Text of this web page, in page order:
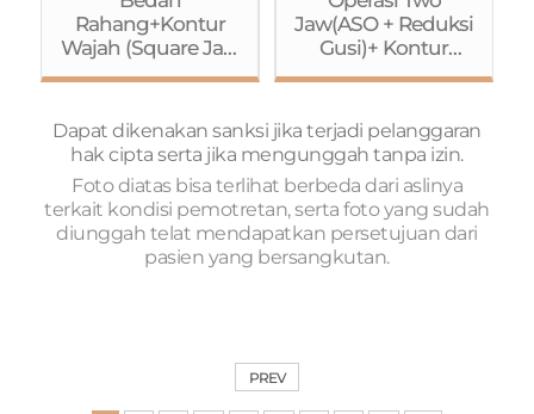
Ptosis dengan
Metode
Jahitan)+Rhinoplas
ty (Osteotomy)
Rahang+Kontur
Wajah (Square Jaw
Reduction
Rahang
Kotak)+Pengecilan
Tulang
Pipi+Genioplasty)+
Operasi Mata
(Koreksi Ptosis
dengan Metode
Jaw(ASO + Reduksi
Gusi)+ Kontur
Wajah(Reduksi
Pipi+Rahang
Kotak+Genioplasty)
+ Buccal Fat
Removal+Operasi
Mata (Metode
Jahitan+Koreksi
Ptosis)+Rhinoplast
Dapat dikenakan sanksi jika terjadi pelanggaran
hak cipta serta jika mengunggah tanpa izin.
Foto diatas bisa terlihat berbeda dari aslinya
terkait kondisi pemotretan, serta foto yang sudah
diunggah telat mendapatkan persetujuan dari
pasien yang bersangkutan.
PREV